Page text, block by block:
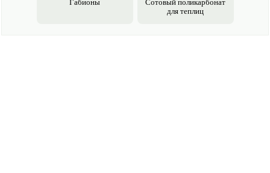
Габионы
Сотовый поликарбонат
для теплиц